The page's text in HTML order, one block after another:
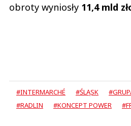
obroty wyniosły 11,4 mld
#INTERMARCHÉ #ŚLĄSK
#RADLIN
#KONCEPT POWER